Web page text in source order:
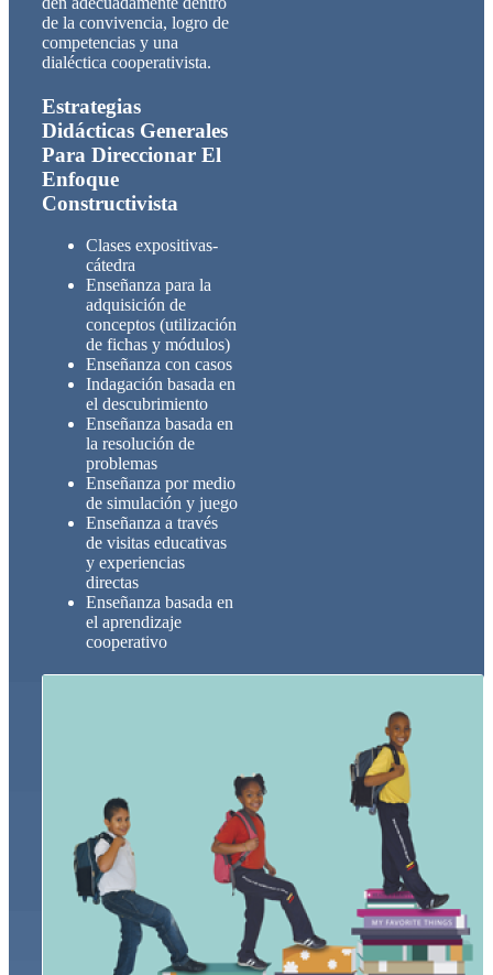
de la convivencia, logro de
competencias y una
dialéctica cooperativista.
Estrategias
Didácticas Generales
Para Direccionar El
Enfoque
Constructivista
Clases expositivas-
cátedra
Enseñanza para la
adquisición de
conceptos (utilización
de fichas y módulos)
Enseñanza con casos
Indagación basada en
el descubrimiento
Enseñanza basada en
la resolución de
problemas
Enseñanza por medio
de simulación y juego
Enseñanza a través
de visitas educativas
y experiencias
directas
Enseñanza basada en
el aprendizaje
cooperativo
El proyecto bilingüe institucional basa su enseñanza en el
modelo del Marco Común Europeo de Referencia para las
Más Información